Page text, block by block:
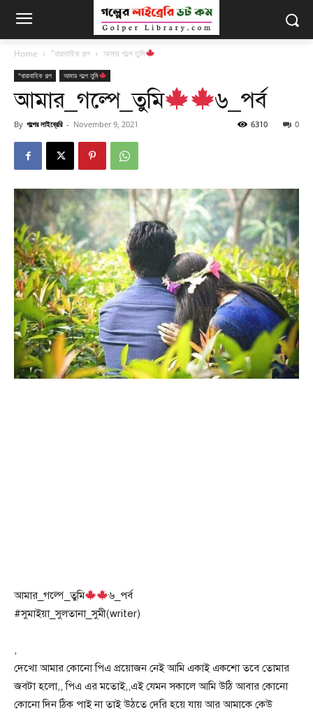
Home "ধারাবাহিক গল্প আমার গল্পে তুমি
"ধারাবাহিক গল্প আমার গল্পে তুমি
আমার_গল্পে_তুমি ৬_পর্ব
By গল্পের লাইব্রেরি - November 9, 2021 0
6310
আমার_গল্পে_তুমি
৬_পর্ব
#সুমাইয়া_সুলতানা_সুমী(writer)
,
দেখো আমার কোনো পিএ প্রয়োজন নেই আমি একাই একশো তবে তোমার
জবটা হলো,, পিএ এর মতোই,,এই যেমন সকালে আমি উঠি আবার কোনো
কোনো দিন ঠিক পাই না তাই উঠতে দেরি হয়ে যায় আর আমাকে কেউ